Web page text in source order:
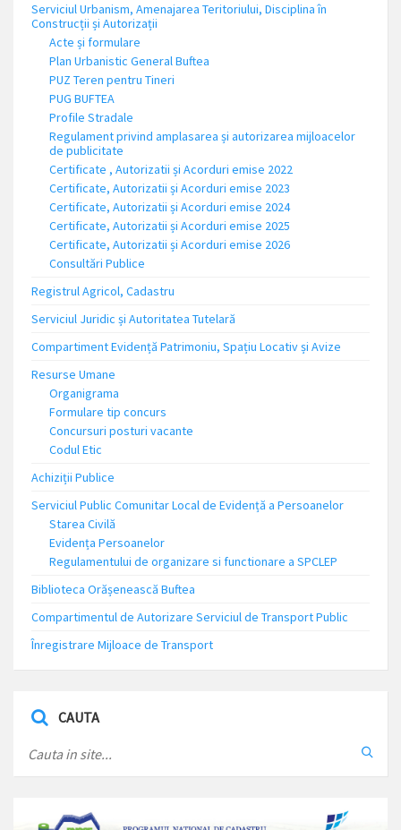
Serviciul Urbanism, Amenajarea Teritoriului, Disciplina în
Construcții și Autorizații
Acte și formulare
Plan Urbanistic General Buftea
PUZ Teren pentru Tineri
PUG BUFTEA
Profile Stradale
Regulament privind amplasarea și autorizarea mijloacelor
de publicitate
Certificate , Autorizatii și Acorduri emise 2022
Certificate, Autorizatii și Acorduri emise 2023
Certificate, Autorizatii și Acorduri emise 2024
Certificate, Autorizatii și Acorduri emise 2025
Certificate, Autorizatii și Acorduri emise 2026
Consultări Publice
Registrul Agricol, Cadastru
Serviciul Juridic și Autoritatea Tutelară
Compartiment Evidență Patrimoniu, Spațiu Locativ și Avize
Resurse Umane
Organigrama
Formulare tip concurs
Concursuri posturi vacante
Codul Etic
Achiziții Publice
Serviciul Public Comunitar Local de Evidență a Persoanelor
Starea Civilă
Evidența Persoanelor
Regulamentului de organizare si functionare a SPCLEP
Biblioteca Orășenească Buftea
Compartimentul de Autorizare Serviciul de Transport Public
Înregistrare Mijloace de Transport
CAUTA